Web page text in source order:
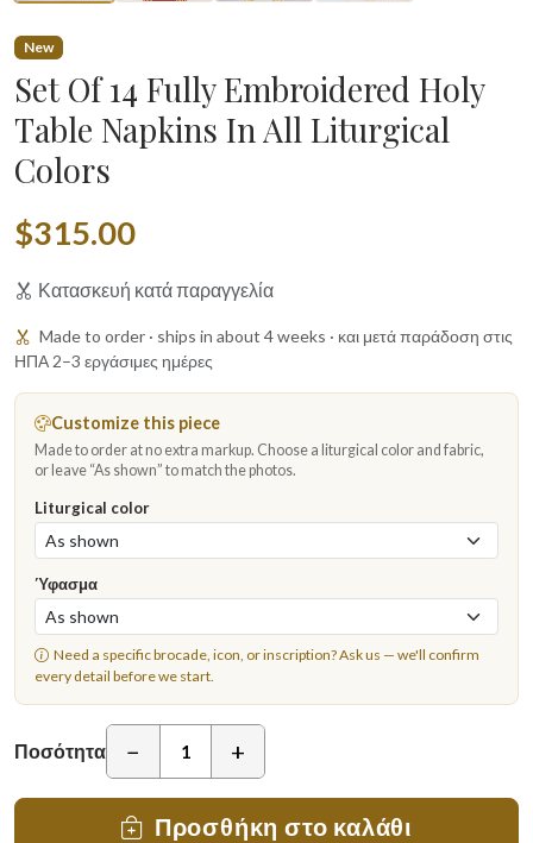
New
Set Of 14 Fully Embroidered Holy
Table Napkins In All Liturgical
Colors
$315.00
Κατασκευή κατά παραγγελία
Made to order · ships in about 4 weeks · και μετά παράδοση στις
ΗΠΑ 2–3 εργάσιμες ημέρες
Customize this piece
Made to order at no extra markup. Choose a liturgical color and fabric,
or leave “As shown” to match the photos.
Liturgical color
Ύφασμα
Need a specific brocade, icon, or inscription?Ask us — we'll confirm
every detail before we start.
Ποσότητα − +
Προσθήκη στο καλάθι